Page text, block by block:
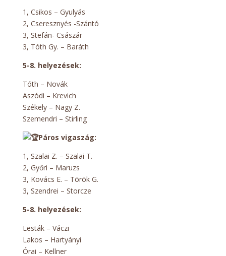
1, Csikos – Gyulyás
2, Cseresznyés -Szántó
3, Stefán- Császár
3, Tóth Gy. – Baráth
5-8. helyezések:
Tóth – Novák
Aszódi – Krevich
Székely – Nagy Z.
Szemendri – Stirling
Páros vigaszág:
1, Szalai Z. – Szalai T.
2, Győri – Maruzs
3, Kovács E. – Török G.
3, Szendrei – Storcze
5-8. helyezések:
Lesták – Váczi
Lakos – Hartyányi
Órai – Kellner